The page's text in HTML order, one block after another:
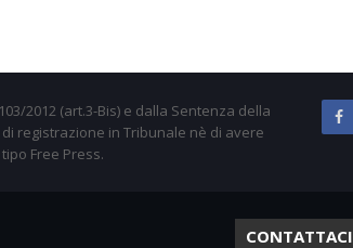
2012 (art.3-Bis) e dalla Sentenza della
registrazione in Tribunale nè di avere
Free Press.
CONTATTACI